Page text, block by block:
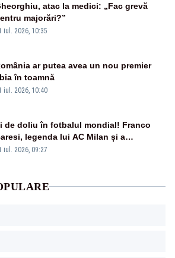
atac la medici: „Fac grevă
majorări?”
iul. 2026, 10:35
ar putea avea un nou premier
în toamnă
iul. 2026, 10:40
de doliu în fotbalul mondial! Franco
legenda lui AC Milan și a
Italiei, a murit
iul. 2026, 09:27